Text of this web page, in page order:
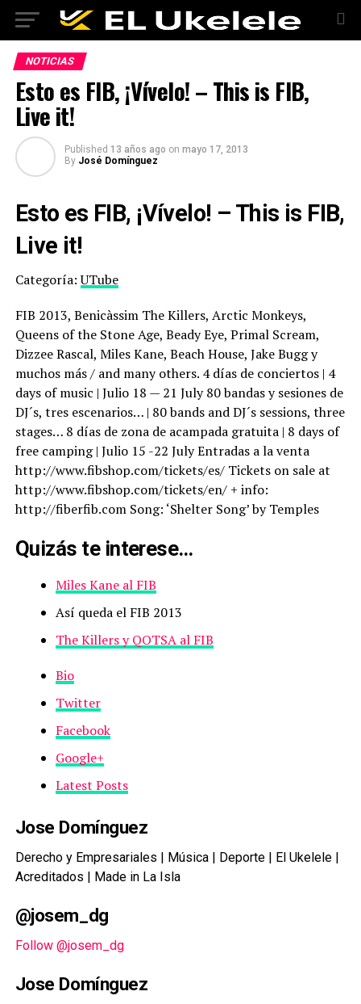
NOTICIAS
Esto es FIB, ¡Vívelo! – This is FIB,
Live it!
Published 13 años ago on mayo 17, 2013
By José Domínguez
Esto es FIB, ¡Vívelo! – This is FIB,
Live it!
Categoría:UTube
FIB 2013, Benicàssim The Killers, Arctic Monkeys,
Queens of the Stone Age, Beady Eye, Primal Scream,
Dizzee Rascal, Miles Kane, Beach House, Jake Bugg y
muchos más / and many others. 4 días de conciertos | 4
days of music | Julio 18 — 21 July 80 bandas y sesiones de
DJ´s, tres escenarios… | 80 bands and DJ´s sessions, three
stages… 8 días de zona de acampada gratuita | 8 days of
free camping | Julio 15 -22 July Entradas a la venta
http://www.fibshop.com/tickets/es/ Tickets on sale at
http://www.fibshop.com/tickets/en/ + info:
http://fiberfib.com Song: ‘Shelter Song’ by Temples
Quizás te interese…
Miles Kane al FIB
Así queda el FIB 2013
The Killers y QOTSA al FIB
Bio
Twitter
Facebook
Google+
Latest Posts
Jose Domínguez
Derecho y Empresariales | Música | Deporte | El Ukelele |
Acreditados | Made in La Isla
@josem_dg
Follow @josem_dg
Jose Domínguez